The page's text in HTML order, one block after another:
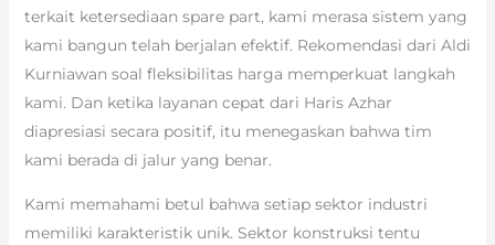
terkait ketersediaan spare part, kami merasa sistem yang
kami bangun telah berjalan efektif. Rekomendasi dari Aldi
Kurniawan soal fleksibilitas harga memperkuat langkah
kami. Dan ketika layanan cepat dari Haris Azhar
diapresiasi secara positif, itu menegaskan bahwa tim
kami berada di jalur yang benar.
Kami memahami betul bahwa setiap sektor industri
memiliki karakteristik unik. Sektor konstruksi tentu